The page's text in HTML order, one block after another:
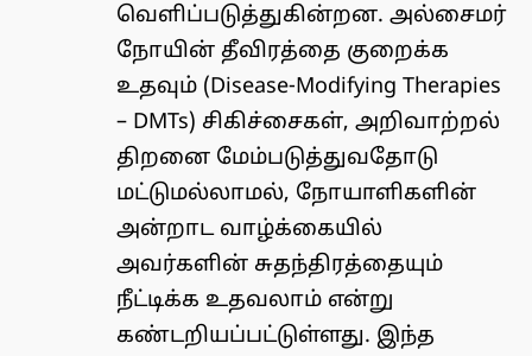
வெளிப்படுத்துகின்றன. அல்சைமர்
நோயின் தீவிரத்தை குறைக்க
உதவும் (Disease-Modifying Therapies
– DMTs) சிகிச்சைகள், அறிவாற்றல்
திறனை மேம்படுத்துவதோடு
மட்டுமல்லாமல், நோயாளிகளின்
அன்றாட வாழ்க்கையில்
அவர்களின் சுதந்திரத்தையும்
நீட்டிக்க உதவலாம் என்று
கண்டறியப்பட்டுள்ளது. இந்த